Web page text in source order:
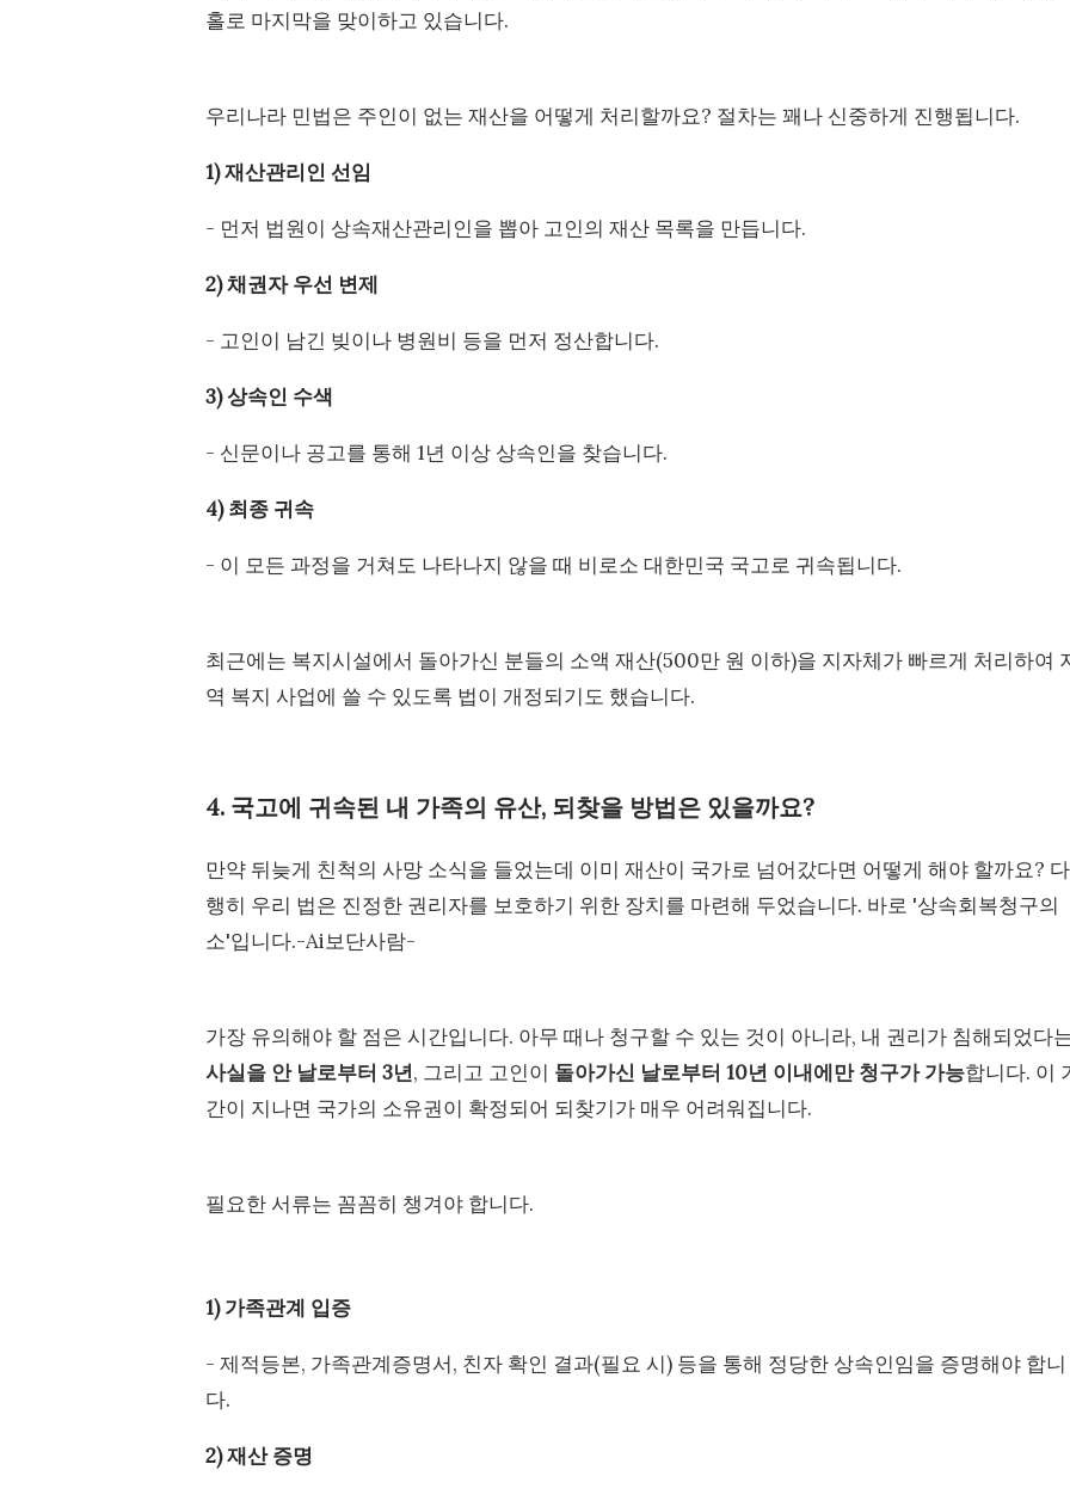
홀로 마지막을 맞이하고 있습니다.
우리나라 민법은 주인이 없는 재산을 어떻게 처리할까요? 절차는 꽤나 신중하게 진행됩니다.
1) 재산관리인 선임
- 먼저 법원이 상속재산관리인을 뽑아 고인의 재산 목록을 만듭니다.
2) 채권자 우선 변제
- 고인이 남긴 빚이나 병원비 등을 먼저 정산합니다.
3) 상속인 수색
- 신문이나 공고를 통해 1년 이상 상속인을 찾습니다.
4) 최종 귀속
- 이 모든 과정을 거쳐도 나타나지 않을 때 비로소 대한민국 국고로 귀속됩니다.
최근에는 복지시설에서 돌아가신 분들의 소액 재산(500만 원 이하)을 지자체가 빠르게 처리하여
역 복지 사업에 쓸 수 있도록 법이 개정되기도 했습니다.
4. 국고에 귀속된 내 가족의 유산, 되찾을 방법은 있을까요?
만약 뒤늦게 친척의 사망 소식을 들었는데 이미 재산이 국가로 넘어갔다면 어떻게 해야 할까요? 다
행히 우리 법은 진정한 권리자를 보호하기 위한 장치를 마련해 두었습니다. 바로 '상속회복청구의
소'입니다.-Ai보단사람-
가장 유의해야 할 점은 시간입니다. 아무 때나 청구할 수 있는 것이 아니라, 내 권리가 침해되었다
사실을 안 날로부터 3년, 그리고 고인이 돌아가신 날로부터 10년 이내에만 청구가 가능합니다. 이
간이 지나면 국가의 소유권이 확정되어 되찾기가 매우 어려워집니다.
필요한 서류는 꼼꼼히 챙겨야 합니다.
1) 가족관계 입증
- 제적등본, 가족관계증명서, 친자 확인 결과(필요 시) 등을 통해 정당한 상속인임을 증명해야 합니
다.
2) 재산 증명